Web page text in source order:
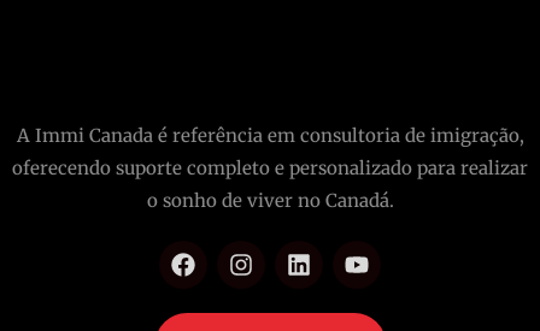
A Immi Canada é referência em consultoria de imigração,
oferecendo suporte completo e personalizado para realizar
o sonho de viver no Canadá.